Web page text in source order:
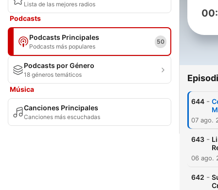
Lista de las mejores radios
Podcasts
Podcasts Principales
Podcasts más populares
50
Podcasts por Género
18 géneros temáticos
Música
Canciones Principales
Canciones más escuchadas
644 -
07 ago.
643 -
06 ago.
642 -